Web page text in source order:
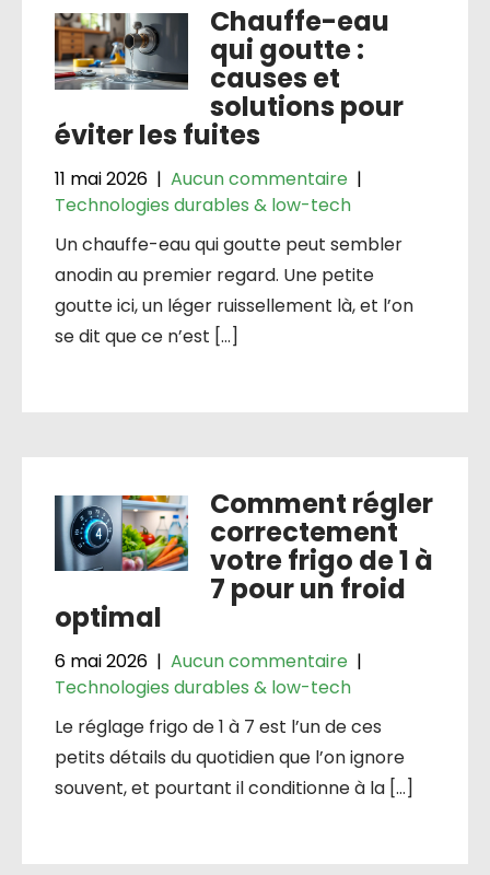
Chauffe-eau
qui goutte :
causes et
solutions pour
éviter les fuites
11 mai 2026 | Aucun commentaire |
Technologies durables & low-tech
Un chauffe-eau qui goutte peut sembler
anodin au premier regard. Une petite
goutte ici, un léger ruissellement là, et l’on
se dit que ce n’est […]
Comment régler
correctement
votre frigo de 1 à
7 pour un froid
optimal
6 mai 2026 | Aucun commentaire |
Technologies durables & low-tech
Le réglage frigo de 1 à 7 est l’un de ces
petits détails du quotidien que l’on ignore
souvent, et pourtant il conditionne à la […]